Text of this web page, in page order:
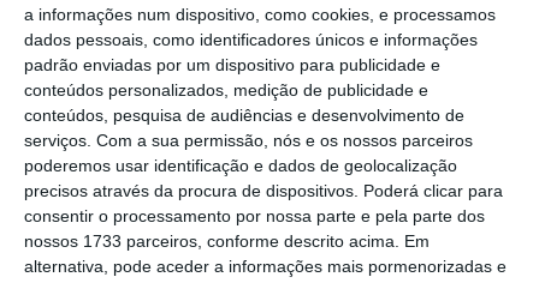
a informações num dispositivo, como cookies, e processamos
dados pessoais, como identificadores únicos e informações
padrão enviadas por um dispositivo para publicidade e
conteúdos personalizados, medição de publicidade e
conteúdos, pesquisa de audiências e desenvolvimento de
serviços. Com a sua permissão, nós e os nossos parceiros
poderemos usar identificação e dados de geolocalização
precisos através da procura de dispositivos. Poderá clicar para
consentir o processamento por nossa parte e pela parte dos
nossos 1733 parceiros, conforme descrito acima. Em
alternativa, pode aceder a informações mais pormenorizadas e
https://eco.sapo.pt/quote/filipe-garcia-corro-o-risco-de-chocar-os-leitores-mas-tendo-em/ Copiar
Assine o ECO Premium
No momento em que a informação é